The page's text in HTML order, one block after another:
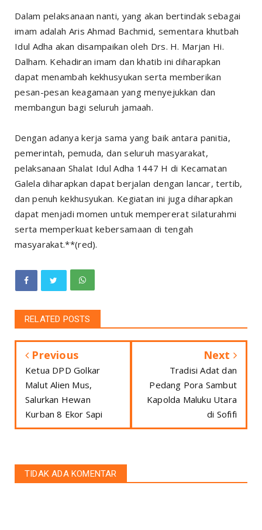
Dalam pelaksanaan nanti, yang akan bertindak sebagai
imam adalah Aris Ahmad Bachmid, sementara khutbah
Idul Adha akan disampaikan oleh Drs. H. Marjan Hi.
Dalham. Kehadiran imam dan khatib ini diharapkan
dapat menambah kekhusyukan serta memberikan
pesan-pesan keagamaan yang menyejukkan dan
membangun bagi seluruh jamaah.
Dengan adanya kerja sama yang baik antara panitia,
pemerintah, pemuda, dan seluruh masyarakat,
pelaksanaan Shalat Idul Adha 1447 H di Kecamatan
Galela diharapkan dapat berjalan dengan lancar, tertib,
dan penuh kekhusyukan. Kegiatan ini juga diharapkan
dapat menjadi momen untuk mempererat silaturahmi
serta memperkuat kebersamaan di tengah
masyarakat.**(red).
RELATED POSTS
Previous
Ketua DPD Golkar
Malut Alien Mus,
Salurkan Hewan
Kurban 8 Ekor Sapi
Next
Tradisi Adat dan
Pedang Pora Sambut
Kapolda Maluku Utara
di Sofifi
TIDAK ADA KOMENTAR